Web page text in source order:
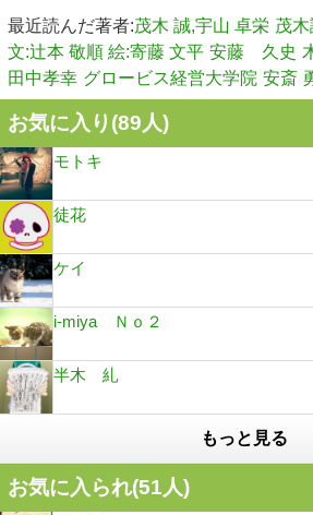
最近読んだ著者:茂木 誠,宇山 卓栄 茂
文:辻本 敬順 絵:寄藤 文平 安藤 久史
田中孝幸 グロービス経営大学院 安斎
お気に入り(89人)
モトキ
徒花
ケイ
i-miya Ｎｏ２
半木 糺
もっと見る
お気に入られ(51人)